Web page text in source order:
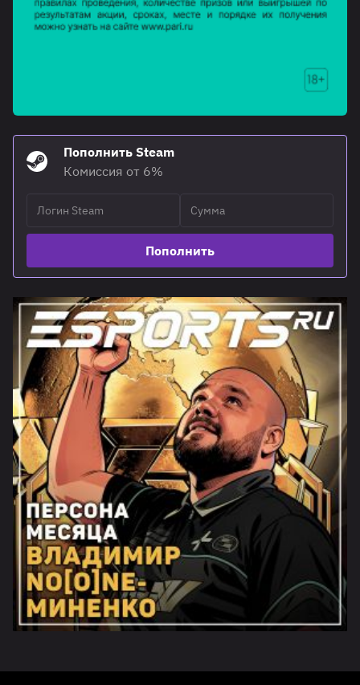
Пополнить Steam
Комиссия от 6%
Пополнить